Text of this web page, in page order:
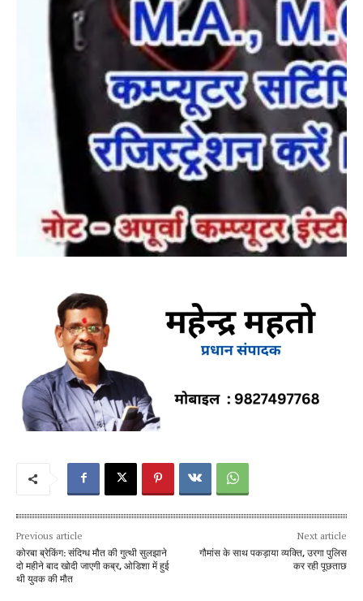
Previous article
कोरबा ब्रेकिंग: संदिग्ध मौत की गुत्थी सुलझाने
दो महीने बाद खोदी जाएगी कब्र, ओडिशा में हुई
थी युवक की मौत
Next article
गौमांस के साथ पकड़ाया व्यक्ति, उरगा पुलिस
कर रही पूछताछ